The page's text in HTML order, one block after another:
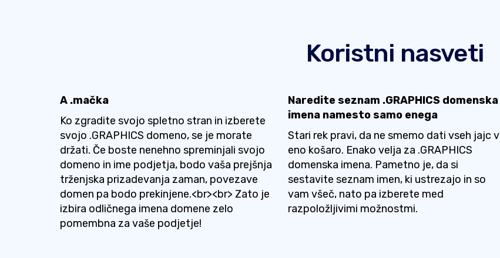
Koristni nasveti
A .mačka
Ko zgradite svojo spletno stran in izberete
svojo .GRAPHICS domeno, se je morate
držati. Če boste nenehno spreminjali svojo
domeno in ime podjetja, bodo vaša prejšnja
trženjska prizadevanja zaman, povezave
domen pa bodo prekinjene.<br><br> Zato je
izbira odličnega imena domene zelo
pomembna za vaše podjetje!
Naredite seznam .GRAPHICS domenska
imena namesto samo enega
Stari rek pravi, da ne smemo dati vseh jajc v
eno košaro. Enako velja za .GRAPHICS
domenska imena. Pametno je, da si
sestavite seznam imen, ki ustrezajo in so
vam všeč, nato pa izberete med
razpoložljivimi možnostmi.